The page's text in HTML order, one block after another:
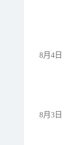
8月4日
8月3日